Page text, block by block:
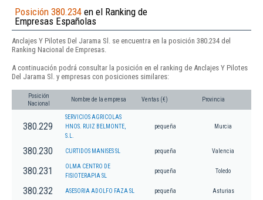
Posición 380.234 en el Ranking de
Empresas Españolas
Anclajes Y Pilotes Del Jarama Sl. se encuentra en la posición 380.234 del
Ranking Nacional de Empresas.
A continuación podrá consultar la posición en el ranking de Anclajes Y Pilotes
Del Jarama Sl. y empresas con posiciones similares:
Posición
Nacional
Nombre de la empresa Ventas (€) Provincia
380.229
SERVICIOS AGRICOLAS
HNOS. RUIZ BELMONTE,
S.L.
pequeña Murcia
380.230 CURTIDOS MANISES SL pequeña Valencia
380.231
OLMA CENTRO DE
FISIOTERAPIA SL
pequeña Toledo
380.232 ASESORIA ADOLFO FAZA SL pequeña Asturias